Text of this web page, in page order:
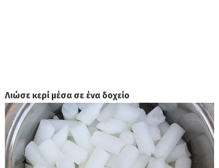
Λιώσε κερί μέσα σε ένα δοχείο